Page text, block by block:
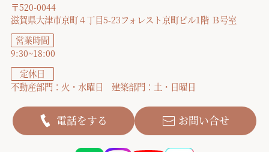
〒520-0044
滋賀県大津市京町４丁目5-23フォレスト京町ビル1階 Ｂ号室
営業時間
9:30~18:00
定休日
不動産部門：火・水曜日 建築部門：土・日曜日
電話をする お問い合せ